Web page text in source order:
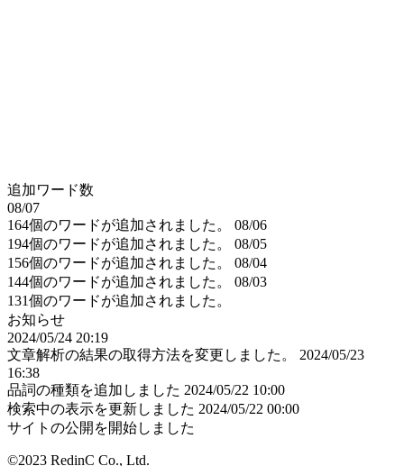
追加ワード数
08/07
164個のワードが追加されました。
08/06
194個のワードが追加されました。
08/05
156個のワードが追加されました。
08/04
144個のワードが追加されました。
08/03
131個のワードが追加されました。
お知らせ
2024/05/24 20:19
文章解析の結果の取得方法を変更しました。
2024/05/23
16:38
品詞の種類を追加しました 2024/05/22 10:00
検索中の表示を更新しました 2024/05/22 00:00
サイトの公開を開始しました
©2023 RedinC Co., Ltd.